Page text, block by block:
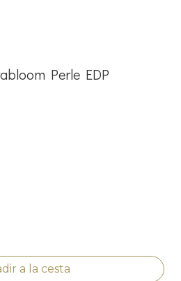
Perle EDP